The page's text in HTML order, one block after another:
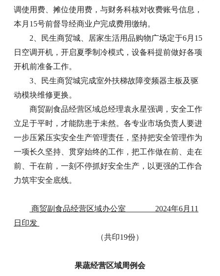
调使用费、摊位使用费，与财务科核对收费账号信息，
本月15号前督导经商业户完成费用缴纳。
2、民生商贸城、居家生活用品购物广场定于6月15
日空调开机，开启夏季制冷模式，设备科提前做好各项
开机前准备工作。
3、民生商贸城完成室外扶梯故障变频器主板及驱
动模块维修更换。
商贸副食品经营区域总经理袁永星强调，安全工作
立足于平时，才能防患于未然。各专业市场负责人要进
一步压紧压实安全生产管理责任，坚持把安全管理作为
一项长久坚持、贯穿始终的工作，把工作做在前、走在
前、干在前，一刻不停抓好安全生产，以更强的工作合
力筑牢安全底线。
商贸副食品经营区域办公室 2024年6月11
日印发
（共印19份）
果蔬经营区域周例会